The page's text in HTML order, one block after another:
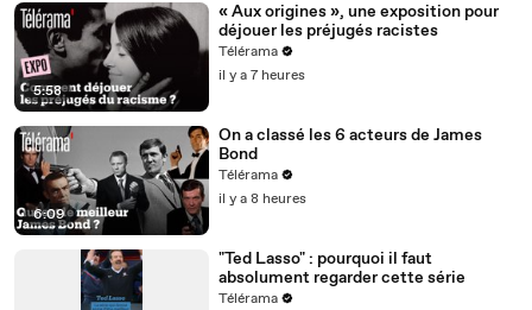
5:58
« Aux origines », une exposition pour
déjouer les préjugés racistes
Télérama
il y a 7 heures
6:09
On a classé les 6 acteurs de James
Bond
Télérama
il y a 8 heures
"Ted Lasso" : pourquoi il faut
absolument regarder cette série
Télérama